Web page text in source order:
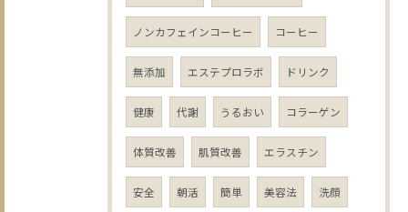
ノンカフェインコーヒー コーヒー
無添加 エステプロラボ ドリンク
健康 代謝 うるおい コラーゲン
体質改善 肌質改善 エラスチン
安全 朝活 簡単 美容法 洗顔